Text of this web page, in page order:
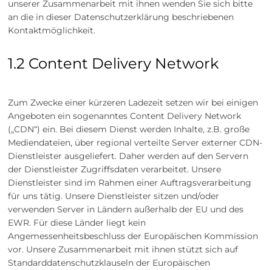
unserer Zusammenarbeit mit ihnen wenden Sie sich bitte
an die in dieser Datenschutzerklärung beschriebenen
Kontaktmöglichkeit.
1.2 Content Delivery Network
Zum Zwecke einer kürzeren Ladezeit setzen wir bei einigen
Angeboten ein sogenanntes Content Delivery Network
(„CDN“) ein. Bei diesem Dienst werden Inhalte, z.B. große
Mediendateien, über regional verteilte Server externer CDN-
Dienstleister ausgeliefert. Daher werden auf den Servern
der Dienstleister Zugriffsdaten verarbeitet. Unsere
Dienstleister sind im Rahmen einer Auftragsverarbeitung
für uns tätig. Unsere Dienstleister sitzen und/oder
verwenden Server in Ländern außerhalb der EU und des
EWR. Für diese Länder liegt kein
Angemessenheitsbeschluss der Europäischen Kommission
vor. Unsere Zusammenarbeit mit ihnen stützt sich auf
Standarddatenschutzklauseln der Europäischen